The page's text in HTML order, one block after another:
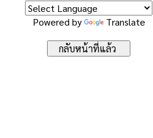
Powered by Translate